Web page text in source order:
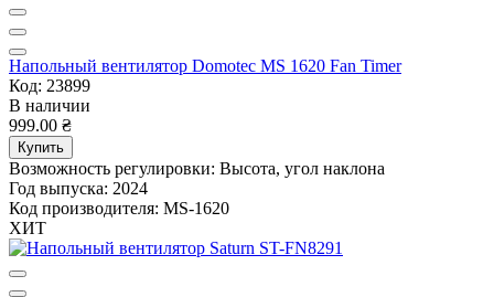
Напольный вентилятор Domotec MS 1620 Fan Timer
Код: 23899
В наличии
999.00 ₴
Купить
Возможность регулировки: Высота, угол наклона
Год выпуска: 2024
Код производителя: MS-1620
ХИТ